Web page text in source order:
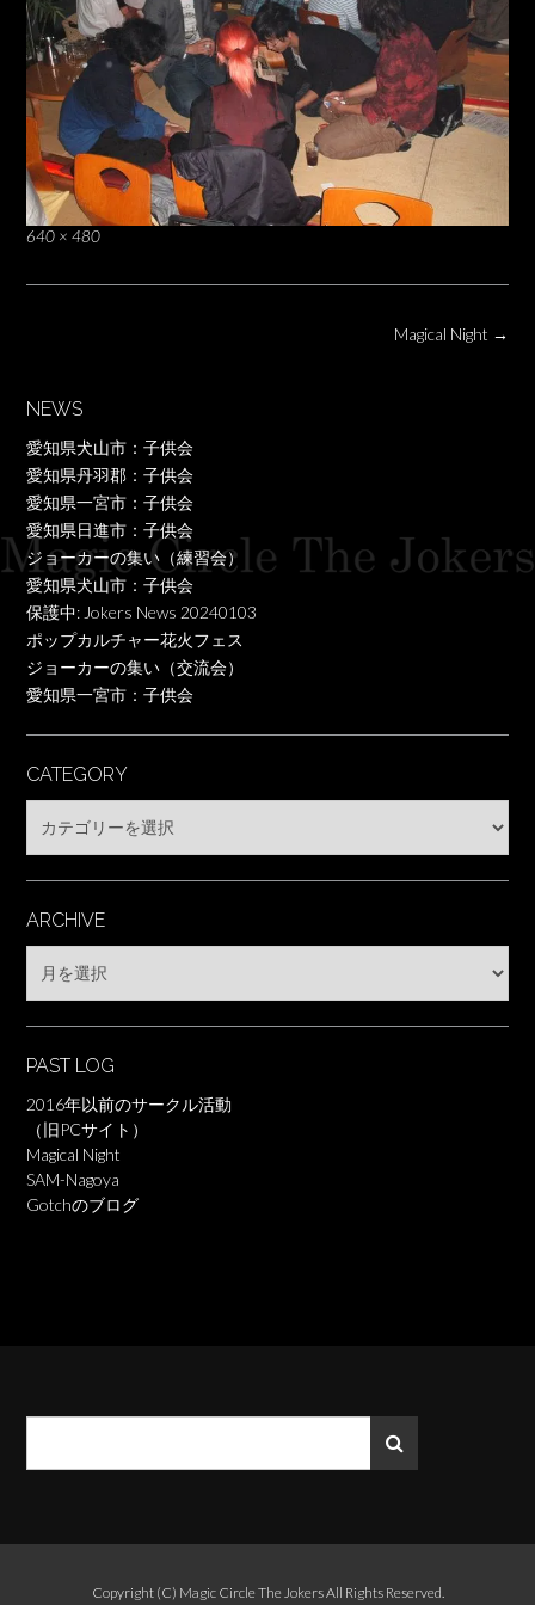
Full
640 × 480
Magical Night →
NEWS
愛知県犬山市：子供会
愛知県丹羽郡：子供会
愛知県一宮市：子供会
愛知県日進市：子供会
ジョーカーの集い（練習会）
愛知県犬山市：子供会
保護中: Jokers News 20240103
ポップカルチャー花火フェス
ジョーカーの集い（交流会）
愛知県一宮市：子供会
CATEGORY
ARCHIVE
PAST LOG
2016年以前のサークル活動
（旧PCサイト）
Magical Night
SAM-Nagoya
Gotchのブログ
Copyright (C) Magic Circle The JokersAll Rights Reserved.